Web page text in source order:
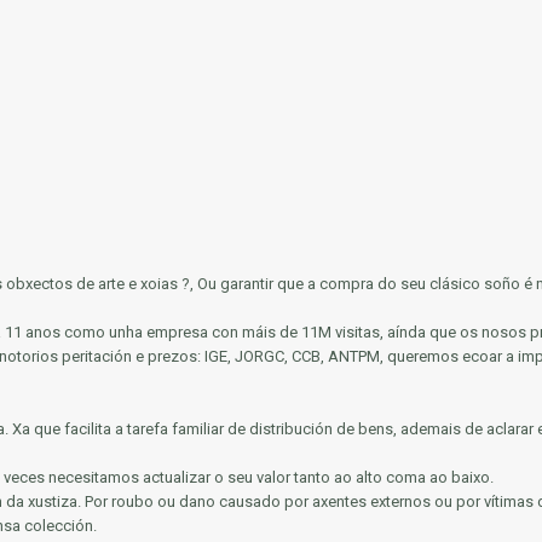
de arte e xoias ?, Ou garantir que a compra do seu clásico soño
anos como unha empresa con máis de 11M visitas, aínda que os nosos
peritación e prezos: IGE, JORGC, CCB, ANTPM, queremos ecoar a
Xa que facilita a tarefa familiar de distribución de bens, ademais de
veces necesitamos actualizar o seu valor tanto ao alto coma ao baixo.
da xustiza. Por roubo ou dano causado por axentes externos ou por vítimas
colección.